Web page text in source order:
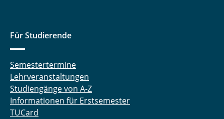
Für Studierende
Semestertermine
Lehrveranstaltungen
Studiengänge von A-Z
Informationen für Erstsemester
TUCard